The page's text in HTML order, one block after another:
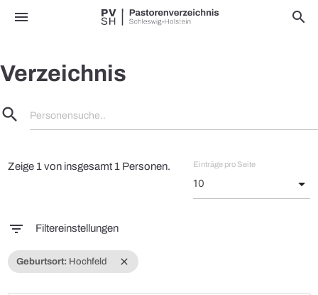
menu search
Verzeichnis
search Personensuche..
Zeige 1 von insgesamt 1 Personen. Einträge pro Seite
filter_list Filtereinstellungen
close
Geburtsort: Hochfeld